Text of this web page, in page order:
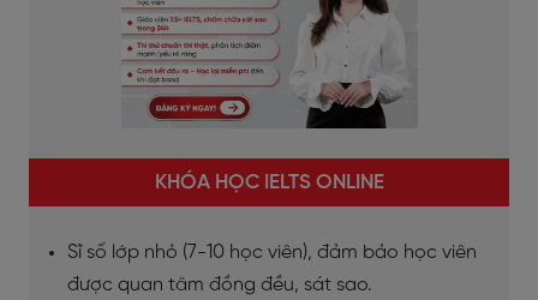
KHÓA HỌC IELTS ONLINE
Sĩ số lớp nhỏ (7-10 học viên), đảm bảo học viên
được quan tâm đồng đều, sát sao.